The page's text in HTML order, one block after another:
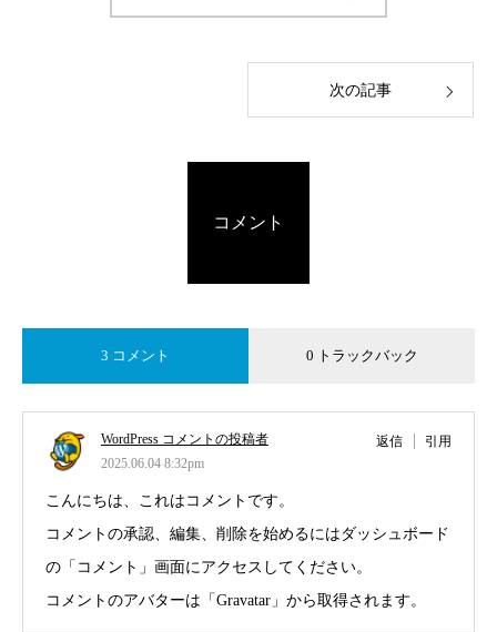
次の記事
コメント
3 コメント 0 トラックバック
WordPress コメントの投稿者
2025.06.04 8:32pm
返信 引用
こんにちは、これはコメントです。
コメントの承認、編集、削除を始めるにはダッシュボード
の「コメント」画面にアクセスしてください。
コメントのアバターは「 Gravatar 」から取得されます。